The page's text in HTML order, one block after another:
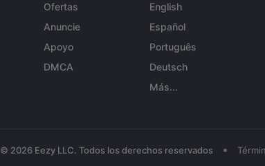
Ofertas
Anuncie
Apoyo
DMCA
English
Español
Português
Deutsch
Más...
© 2026 Eezy LLC. Todos los derechos reservados •